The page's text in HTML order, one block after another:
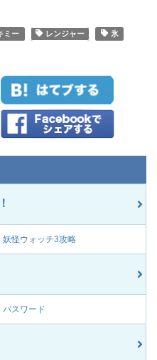
ミー レンジャー 氷
妖怪ウォッチ3攻略
パスワード